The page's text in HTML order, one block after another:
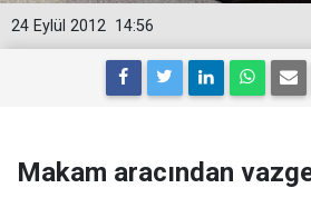
14:56
24 Eylül 2012
Makam aracından